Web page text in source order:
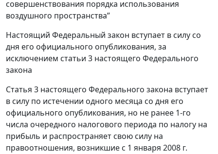
совершенствования порядка использования
воздушного пространства”
Настоящий Федеральный закон вступает в силу со
дня его официального опубликования, за
исключением статьи 3 настоящего Федерального
закона
Статья 3 настоящего Федерального закона вступает
в силу по истечении одного месяца со дня его
официального опубликования, но не ранее 1-го
числа очередного налогового периода по налогу на
прибыль и распространяет свою силу на
правоотношения, возникшие с 1 января 2008 г.